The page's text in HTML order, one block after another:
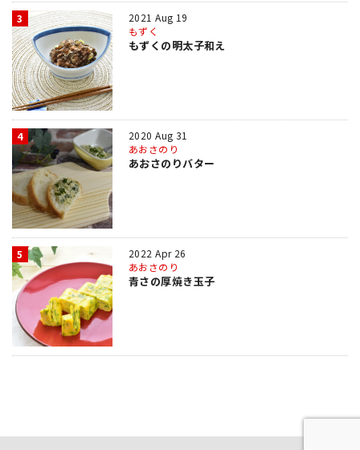
3
2021 Aug 19
もずく
もずくの明太子和え
4
2020 Aug 31
あおさのり
あおさのりバター
5
2022 Apr 26
あおさのり
青さの厚焼き玉子